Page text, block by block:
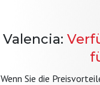
Valencia:
Wenn Sie die